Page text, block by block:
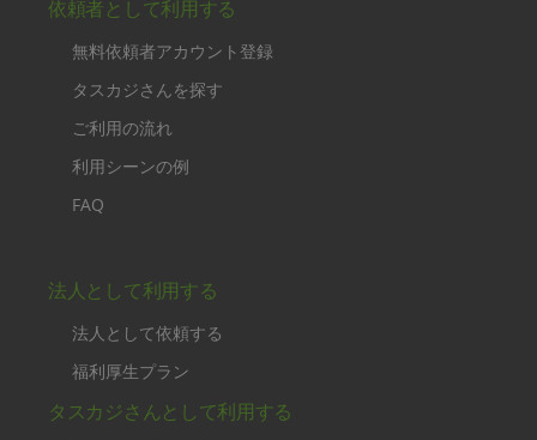
依頼者として利用する
無料依頼者アカウント登録
タスカジさんを探す
ご利用の流れ
利用シーンの例
FAQ
法人として利用する
法人として依頼する
福利厚生プラン
タスカジさんとして利用する